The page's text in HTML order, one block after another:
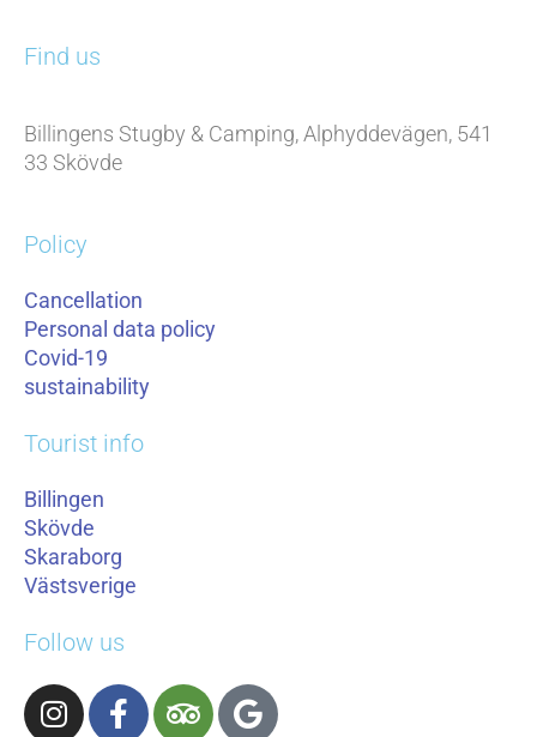
Find us
Billingens Stugby & Camping, Alphyddevägen, 541
33 Skövde
Policy
Cancellation
Personal data policy
Covid-19
sustainability
Tourist info
Billingen
Skövde
Skaraborg
Västsverige
Follow us